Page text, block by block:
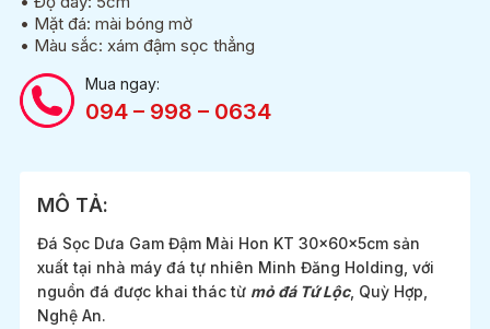
• Mặt đá: mài bóng mờ
• Màu sắc: xám đậm sọc thẳng
Mua ngay:
094 – 998 – 0634
MÔ TẢ:
Đá Sọc Dưa Gam Đậm Mài Hon KT 30x60x5cm sản
xuất tại nhà máy đá tự nhiên Minh Đăng Holding, với
nguồn đá được khai thác từ mỏ đá Tứ Lộc, Quỳ Hợp,
Nghệ An.